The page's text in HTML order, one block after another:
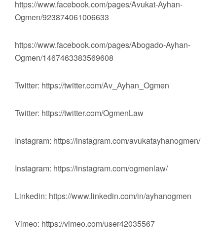
https://www.facebook.com/pages/Avukat-Ayhan-
Ogmen/923874061006633
https://www.facebook.com/pages/Abogado-Ayhan-
Ogmen/1467463383569608
Twitter: https://twitter.com/Av_Ayhan_Ogmen
Twitter: https://twitter.com/OgmenLaw
Instagram: https://instagram.com/avukatayhanogmen/
Instagram: https://instagram.com/ogmenlaw/
Linkedin: https://www.linkedin.com/in/ayhanogmen
Vimeo: https://vimeo.com/user42035567